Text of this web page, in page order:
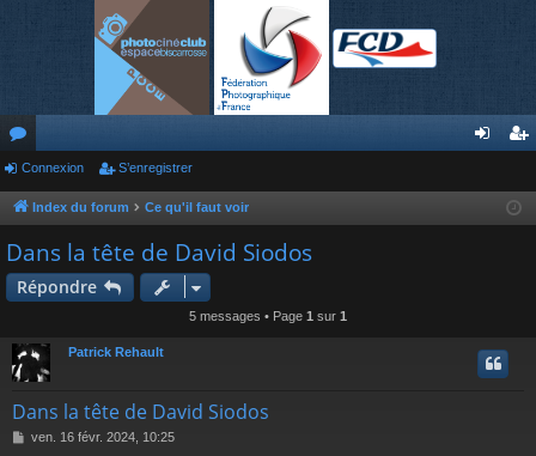
or
u
m
s
nr
Connexion S’enregistrer
Index du forum Ce qu'il faut voir
Dans la tête de David Siodos
Répondre
5 messages • Page 1 sur 1
Patrick Rehault
Dans la tête de David Siodos
M
ven. 16 févr. 2024, 10:25